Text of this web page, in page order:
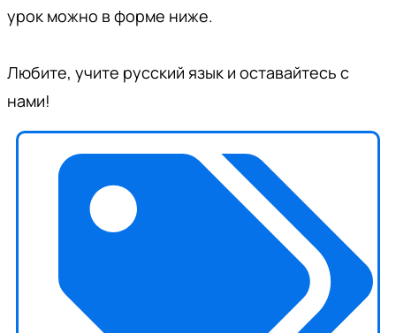
урок можно в форме ниже.
Любите, учите русский язык и оставайтесь с
нами!